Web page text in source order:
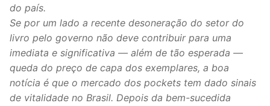
do país.
Se por um lado a recente desoneração do setor do
livro pelo governo não deve contribuir para uma
imediata e significativa — além de tão esperada —
queda do preço de capa dos exemplares, a boa
notícia é que o mercado dos pockets tem dado sinais
de vitalidade no Brasil. Depois da bem-sucedida